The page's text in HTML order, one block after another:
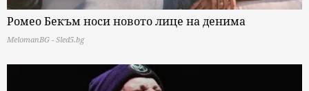
Ромео Бекъм носи новото лице на денима
MelomanBG - Sled5.bg